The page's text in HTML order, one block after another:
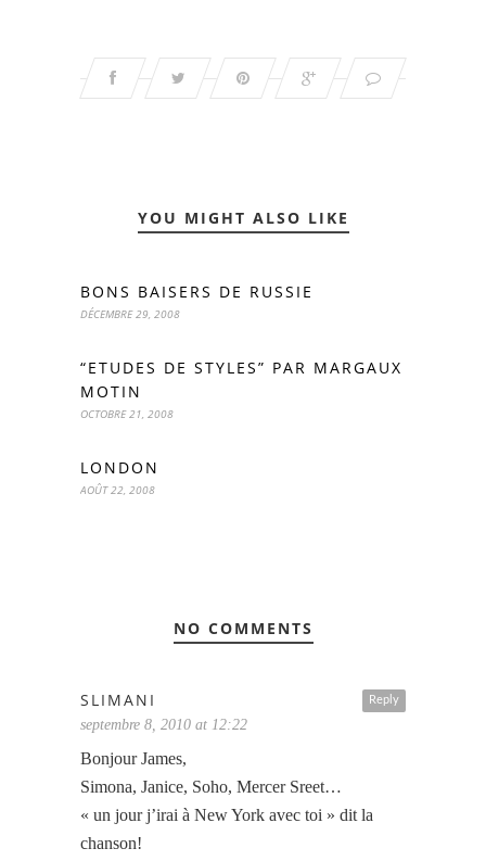
YOU MIGHT ALSO LIKE
BONS BAISERS DE RUSSIE
DÉCEMBRE 29, 2008
“ETUDES DE STYLES” PAR MARGAUX
MOTIN
OCTOBRE 21, 2008
LONDON
AOÛT 22, 2008
NO COMMENTS
Reply
SLIMANI
septembre 8, 2010 at 12:22
Bonjour James,
Simona, Janice, Soho, Mercer Sreet…
« un jour j’irai à New York avec toi » dit la
chanson!